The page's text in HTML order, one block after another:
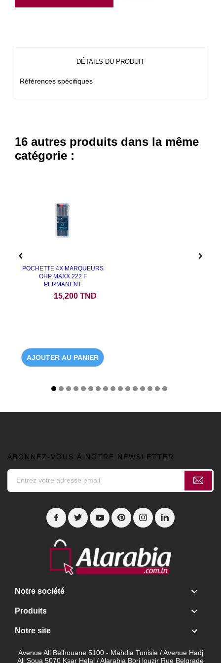
DÉTAILS DU PRODUIT
Références spécifiques
16 autres produits dans la même
catégorie :
POCHETTE 4X MARQUEURS
OHP MAXX 222 F
PERMANENT
15,200 TND
AJOUTER AU PANIER
 
ABONNEZ-VOUS À NOTRE NEWSLETTER
Notre société 
Produits 
Notre site 
Avenue Ali Belhouane 5100 - Mahdia Tunisie / Avenue Hadj
Ali Soua 5070 Ksar Helal / Alarabia Borj louzir Rue Belgrade